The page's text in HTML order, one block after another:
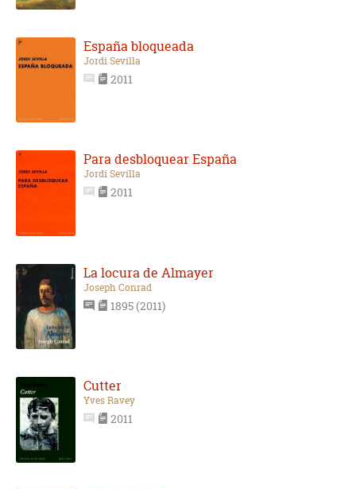
España bloqueada
Jordi Sevilla
2011
Para desbloquear España
Jordi Sevilla
2011
La locura de Almayer
Joseph Conrad
1895 (2011)
Cutter
Yves Ravey
2011